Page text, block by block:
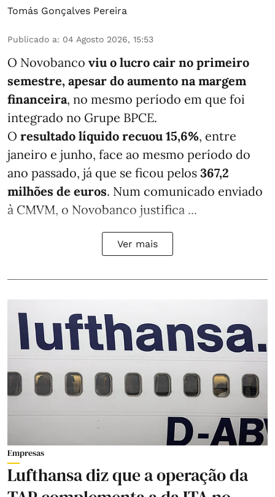
Tomás Gonçalves Pereira
Publicado a: 04 Agosto 2026, 15:53
O Novobanco viu o lucro cair no primeiro
semestre, apesar do aumento na margem
financeira, no mesmo período em que foi
integrado no Grupe BPCE.
O resultado líquido recuou 15,6%, entre
janeiro e junho, face ao mesmo período do
ano passado, já que se ficou pelos 367,2
milhões de euros. Num comunicado enviado
à CMVM, o Novobanco justifica ...
Ver mais
Empresas
Lufthansa diz que a operação da